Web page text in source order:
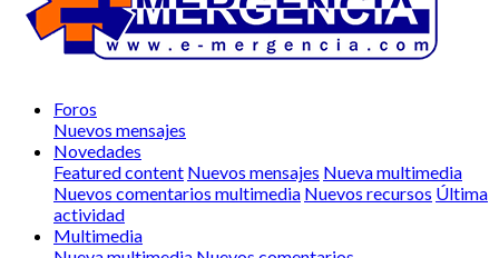
Foros
Nuevos mensajes
Novedades
Featured content Nuevos mensajes Nueva multimedia
Nuevos comentarios multimedia Nuevos recursos Última
actividad
Multimedia